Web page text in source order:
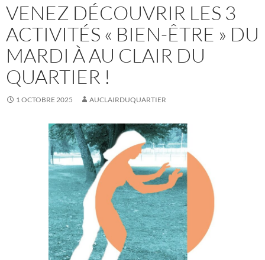
VENEZ DÉCOUVRIR LES 3
ACTIVITÉS « BIEN-ÊTRE » DU
MARDI À AU CLAIR DU
QUARTIER !
1 OCTOBRE 2025 AUCLAIRDUQUARTIER